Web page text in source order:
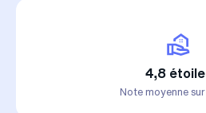
4,8
Note moyenne